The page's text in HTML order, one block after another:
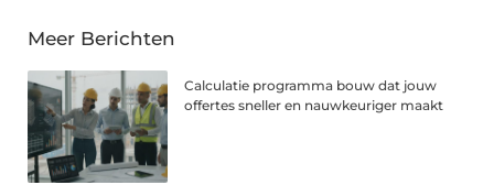
Meer Berichten
Calculatie programma bouw dat jouw
offertes sneller en nauwkeuriger maakt